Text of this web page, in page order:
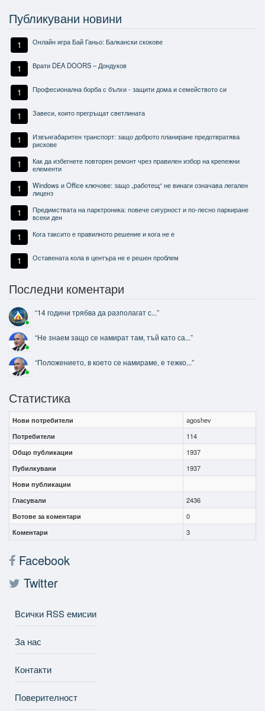
Публикувани новини
1 Онлайн игра Бай Ганьо: Балкански скокове
1 Врати DEA DOORS – Дондуков
1 Професионална борба с бълхи - защити дома и семейството си
1 Завеси, които прегръщат светлината
1
Извънгабаритен транспорт: защо доброто планиране предотвратява
рискове
1
Как да избегнете повторен ремонт чрез правилен избор на крепежни
елементи
1
Windows и Office ключове: защо „работещ“ не винаги означава легален
лиценз
1
Предимствата на парктроника: повече сигурност и по-лесно паркиране
всеки ден
1 Кога таксито е правилното решение и кога не е
1 Оставената кола в центъра не е решен проблем
Последни коментари
“14 години трябва да разполагат с...”
“Не знаем защо се намират там, тъй като са...”
“Положението, в което се намираме, е тежко...”
Статистика
Нови потребители
agoshev
Потребители
114
Общо публикации
1937
Пубилкувани
1937
Нови публикации
Гласували
2436
Вотове за коментари
0
Коментари
3
Facebook
Twitter
Всички RSS емисии
За нас
Контакти
Поверителност